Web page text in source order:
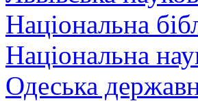
Національна
Національна
Одеська